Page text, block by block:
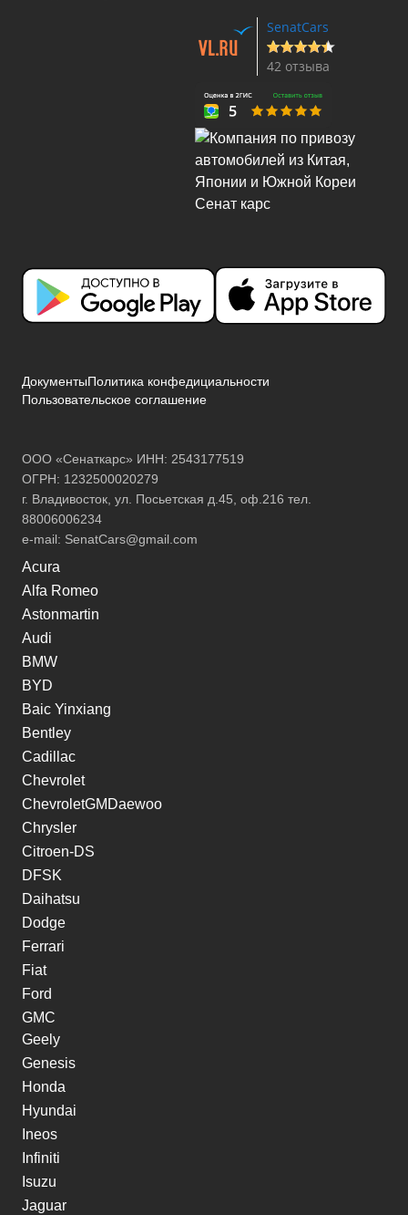
SenatCars
42 отзыва
ДокументыПолитика конфедициальности
Пользовательское соглашение
ООО «Сенаткарс» ИНН: 2543177519
ОГРН: 1232500020279
г. Владивосток, ул. Посьетская д.45, оф.216 тел.
88006006234
e-mail: SenatCars@gmail.com
Acura
Alfa Romeo
Astonmartin
Audi
BMW
BYD
Baic Yinxiang
Bentley
Cadillac
Chevrolet
ChevroletGMDaewoo
Chrysler
Citroen-DS
DFSK
Daihatsu
Dodge
Ferrari
Fiat
Ford
GMC
Geely
Genesis
Honda
Hyundai
Ineos
Infiniti
Isuzu
Jaguar